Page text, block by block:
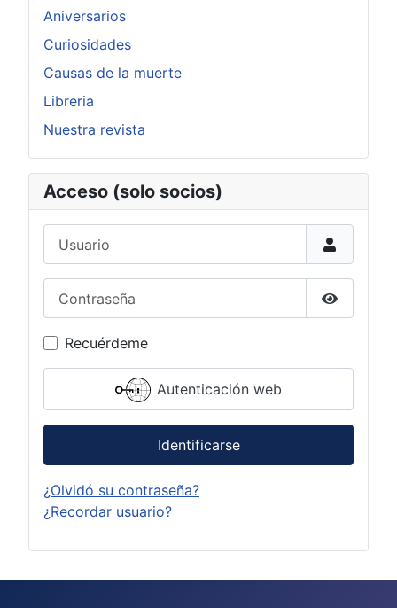
Aniversarios
Curiosidades
Causas de la muerte
Libreria
Nuestra revista
Acceso (solo socios)
Mostrar
Recuérdeme
Autenticación web
Identificarse
¿Olvidó su contraseña?
¿Recordar usuario?